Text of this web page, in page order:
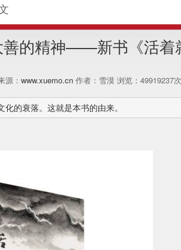
善的精神——新书《活着
源： www.xuemo.cn作者：雪漠 浏览： 49919237次
的衰落。这就是本书的由来。